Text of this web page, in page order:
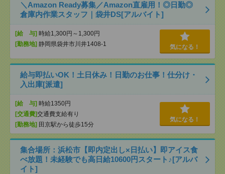
＼Amazon Ready募集／Amazon直雇用！◎日勤◎
倉庫内作業スタッフ｜袋井DS[アルバイト]
[給 与] 時給1,300円～1,300円
[勤務地] 静岡県袋井市川井1408-1 気になる！
給与即払いOK！土日休み！日勤のお仕事！仕分け・
入出庫[派遣]
[給 与] 時給1350円
[交通費]交通費支給有り
[勤務地] 田京駅から徒歩15分
気になる！
集合場所：浜松市【即内定出し×日払い】即アイス食
べ放題！未経験でも高日給10600円スタート♪[アルバ
イト]